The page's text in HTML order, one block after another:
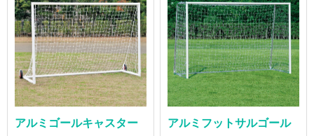
アルミゴールキャスター
アルミフットサルゴール